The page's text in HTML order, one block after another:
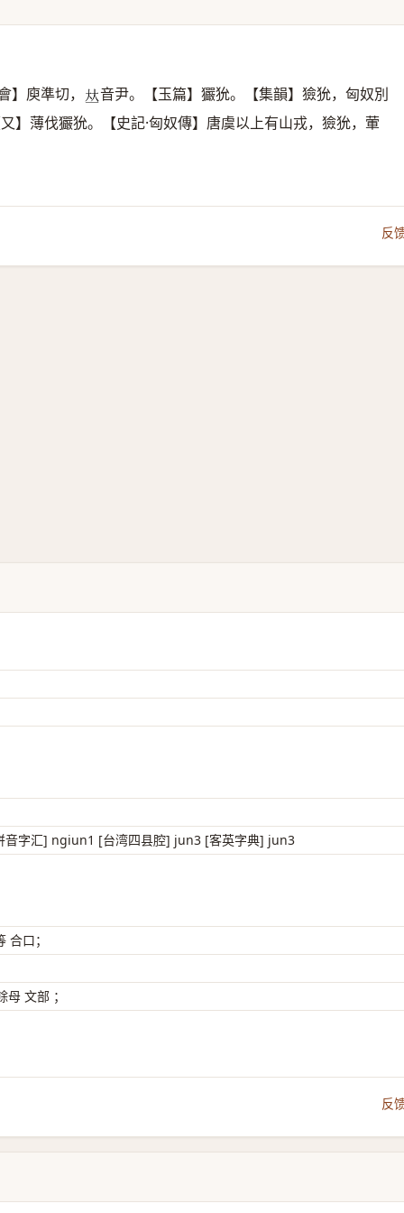
】庾準切， 𠀤音尹。【玉篇】玁狁。【集韻】獫狁，匈奴別
】薄伐玁狁。【史記·匈奴傳】唐虞以上有山戎，獫狁，葷
反
字汇] ngiun1 [台湾四县腔] jun3 [客英字典] jun3
口；
文部 ；
反